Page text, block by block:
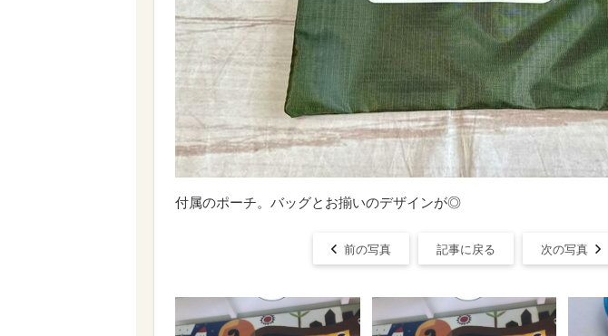
付属のポーチ。バッグとお揃いのデザインが◎
前の写真 記事に戻る 次の写真